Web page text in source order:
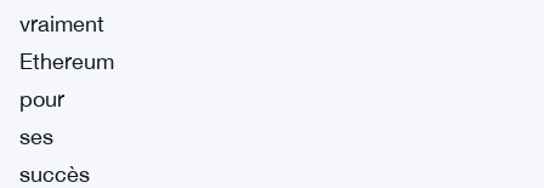
vraiment
Ethereum
pour
ses
succès